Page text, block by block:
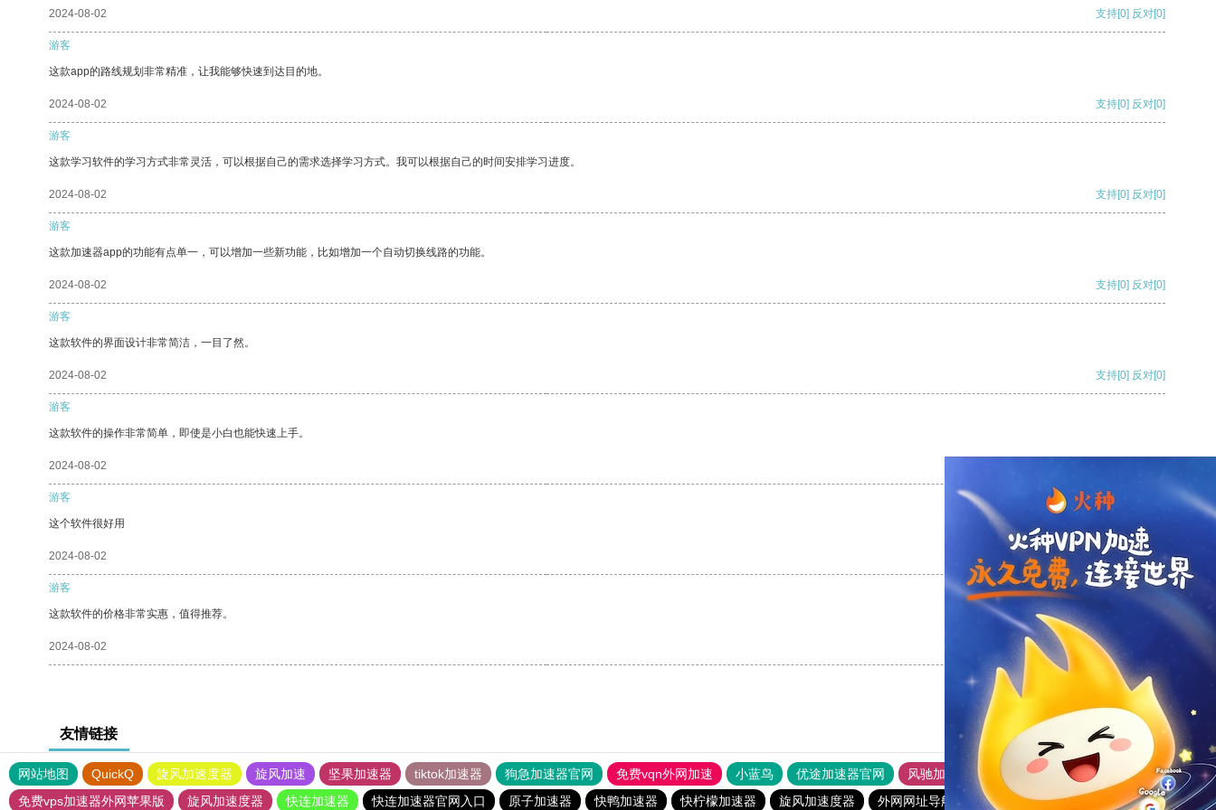
2024-08-02 支持[0] 反对[0]
游客
这款app的路线规划非常精准，让我能够快速到达目的地。
2024-08-02 支持[0] 反对[0]
游客
这款学习软件的学习方式非常灵活，可以根据自己的需求选择学习方式。我可以根据自己的时间安排学习进度。
2024-08-02 支持[0] 反对[0]
游客
这款加速器app的功能有点单一，可以增加一些新功能，比如增加一个自动切换线路的功能。
2024-08-02 支持[0] 反对[0]
游客
这款软件的界面设计非常简洁，一目了然。
2024-08-02 支持[0] 反对[0]
游客
这款软件的操作非常简单，即使是小白也能快速上手。
2024-08-02
游客
这个软件很好用
2024-08-02 支持 [0] 反对 [0]
游客
这款软件的价格非常实惠，值得推荐。
2024-08-02 支持
友情链接
网站地图 QuickQ 旋风加速度器 旋风加速 坚果加速器 tiktok加速器 狗急加速器官网 免费vqn外网加速 小蓝鸟 优途加速器官网 风驰加速器
旋风加速器
免费vps加速器外网苹果版
旋风加速度器 快连加速器 快连加速器官网入口 原子加速器 快鸭加速器 快柠檬加速器 旋风加速度器 外网网址导航 软件中心 雷霆加速 狂飙加速器